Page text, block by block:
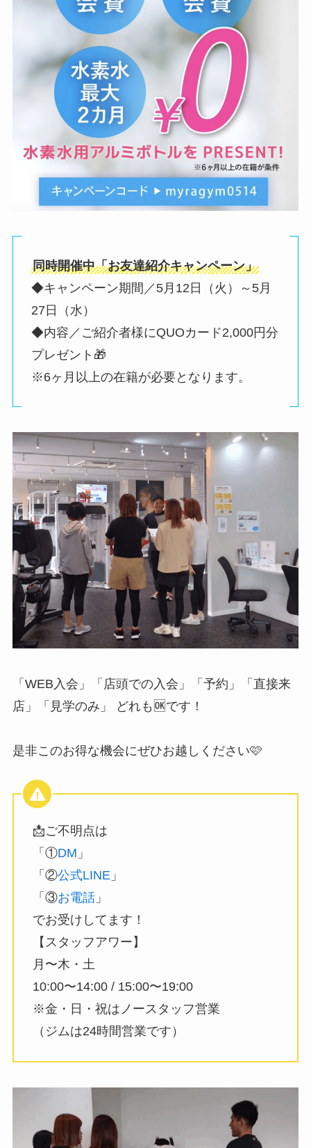
同時開催中「お友達紹介キャンペーン」
◆キャンペーン期間／5月12日（火）～5月
27日（水）
◆内容／ご紹介者様にQUOカード2,000円分
プレゼント🎁
※6ヶ月以上の在籍が必要となります。
「WEB入会」「店頭での入会」「予約」「直接来
店」「見学のみ」 どれも🆗です！
是非このお得な機会にぜひお越しください🩷
📩ご不明点は
「①DM 」
「②公式LINE 」
「③お電話」
でお受けしてます！
【スタッフアワー】
月〜木・土
10:00〜14:00 / 15:00〜19:00
※金・日・祝はノースタッフ営業
（ジムは24時間営業です）